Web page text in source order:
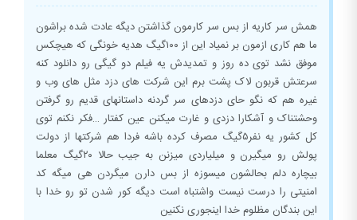
همش سر کاریه از بس سر کارمون گذاشتن دیگه عادت شده براشون
ما هم کاری ازمون بر نمیاد این از ۱۰۰گیگ هدیه خونگی که هیچکس
موفق نشد توی ده روز و تمدیدش یه فیلم دو گیگی رو دانلود کنه
سرعتش قربون لاک پشت برم این شرکت های دزد مثل های وب و
غیره هم که نگو حای دزدهای سر گردنه داستانهای قدیم رو گرفتن
وحشتناک و آشکارا دزدی و غارت میکنن عین کفتار …فکر نکنم توی
کل کشور یه نفر۵گیگ مصرف کرده باشه فردا هم شرکتها از دولت
پولش رو میگیرن و میلیاردی میزنن به جیب حالا ۲۰گیگ معلما
بیچاره دلم بحالشون میسوزه از بس دارن میگردن هی میگه کد
امنیتی را درست نیست واشتباه است دیگه کور شدن تو رو خدا با
این بندگان مظلوم خدا اینجوری نکنین